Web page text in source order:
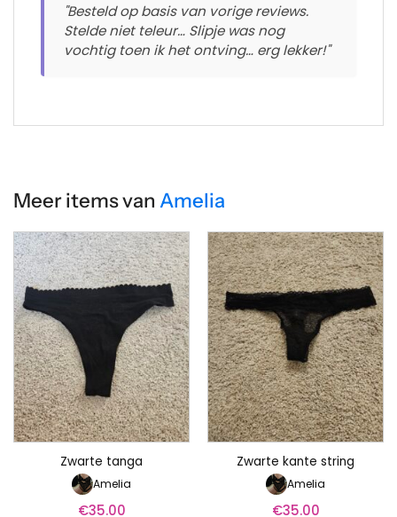
"Besteld op basis van vorige reviews.
Stelde niet teleur… Slipje was nog
vochtig toen ik het ontving… erg lekker!"
Meer items van Amelia
Zwarte tanga
Amelia
€35.00
Zwarte kante string
Amelia
€35.00